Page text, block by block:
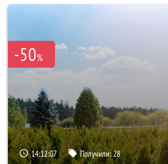
-50%
14:12:05 Получили:28